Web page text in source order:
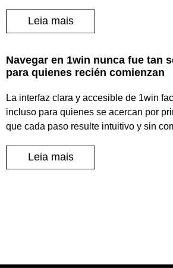
Leia mais
Navegar en 1win nunca fue tan
para quienes recién comienzan
La interfaz clara y accesible de 1win
incluso para quienes se acercan por
que cada paso resulte intuitivo y sin
Leia mais